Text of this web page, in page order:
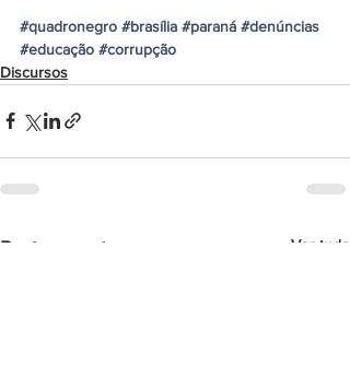
#quadronegro #brasília #paraná #denúncias
#educação #corrupção
Discursos
Posts recentes Ver tudo